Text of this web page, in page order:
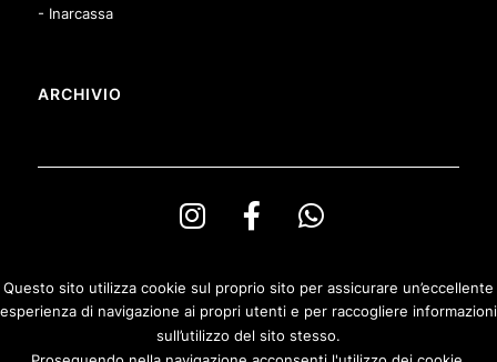
- Inarcassa
ARCHIVIO
© Copyright Ordine degli Architetti PPeC della Provincia di Bergamo e
Fondazione Architetti Bergamo
Questo sito utilizza cookie sul proprio sito per assicurare un’eccellente
esperienza di navigazione ai propri utenti e per raccogliere informazioni
sull’utilizzo del sito stesso.